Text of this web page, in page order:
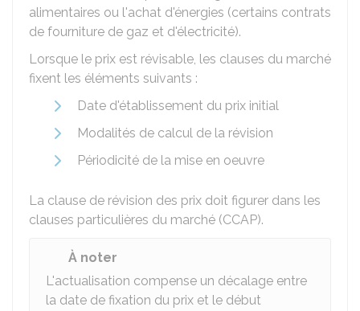
alimentaires ou l'achat d'énergies (certains contrats
de fourniture de gaz et d'électricité).
Lorsque le prix est révisable, les clauses du marché
fixent les éléments suivants :
Date d'établissement du prix initial
Modalités de calcul de la révision
Périodicité de la mise en oeuvre
La clause de révision des prix doit figurer dans les
clauses particulières du marché (CCAP).
À noter
L'actualisation compense un décalage entre
la date de fixation du prix et le début